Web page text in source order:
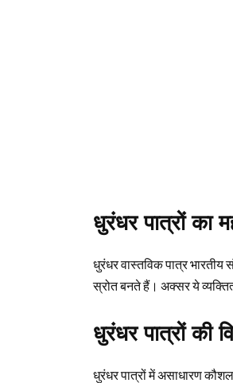
धुरंधर पात्रों का
धुरंधर वास्तविक पात्र भारतीय
स्रोत बनते हैं। अक्सर ये
धुरंधर पात्रों की
धुरंधर पात्रों में असाधारण